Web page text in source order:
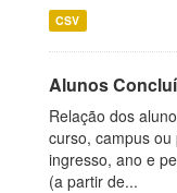
CSV
Alunos
Relação dos
curso, campus
ingresso, ano e
(a partir de...